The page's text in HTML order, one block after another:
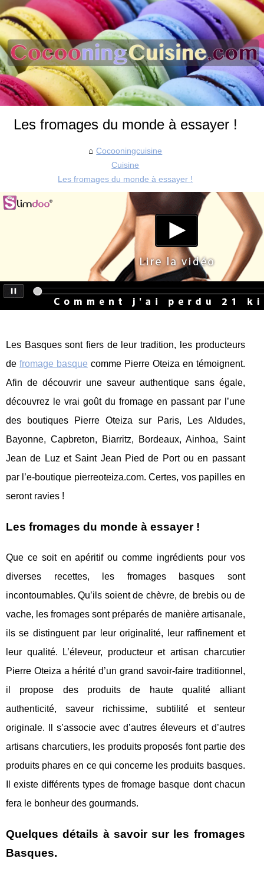
Les fromages du monde à essayer !
Cocooningcuisine
Cuisine
Les fromages du monde à essayer !
Les Basques sont fiers de leur tradition, les producteurs
de fromage basque comme Pierre Oteiza en témoignent.
Afin de découvrir une saveur authentique sans égale,
découvrez le vrai goût du fromage en passant par l’une
des boutiques Pierre Oteiza sur Paris, Les Aldudes,
Bayonne, Capbreton, Biarritz, Bordeaux, Ainhoa, Saint
Jean de Luz et Saint Jean Pied de Port ou en passant
par l’e-boutique pierreoteiza.com. Certes, vos papilles en
seront ravies !
Les fromages du monde à essayer !
Que ce soit en apéritif ou comme ingrédients pour vos
diverses recettes, les fromages basques sont
incontournables. Qu’ils soient de chèvre, de brebis ou de
vache, les fromages sont préparés de manière artisanale,
ils se distinguent par leur originalité, leur raffinement et
leur qualité. L’éleveur, producteur et artisan charcutier
Pierre Oteiza a hérité d’un grand savoir-faire traditionnel,
il propose des produits de haute qualité alliant
authenticité, saveur richissime, subtilité et senteur
originale. Il s’associe avec d’autres éleveurs et d’autres
artisans charcutiers, les produits proposés font partie des
produits phares en ce qui concerne les produits basques.
Il existe différents types de fromage basque dont chacun
fera le bonheur des gourmands.
Quelques détails à savoir sur les fromages
Basques.